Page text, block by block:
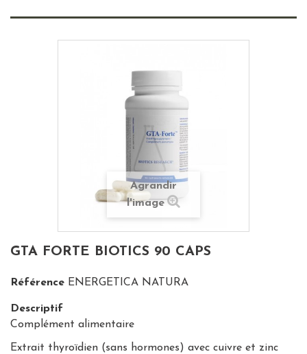
Agrandir
l'image
GTA FORTE BIOTICS 90 CAPS
Référence ENERGETICA NATURA
Descriptif
Complément alimentaire
Extrait thyroïdien (sans hormones) avec cuivre et zinc